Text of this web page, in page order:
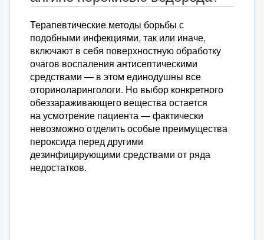
Терапевтические методы борьбы с
подобными инфекциями, так или иначе,
включают в себя поверхностную обработку
очагов воспаления антисептическими
средствами — в этом единодушны все
оториноларингологи. Но выбор конкретного
обеззараживающего вещества остается
на усмотрение пациента — фактически
невозможно отделить особые преимущества
пероксида перед другими
дезинфицирующими средствами от ряда
недостатков.